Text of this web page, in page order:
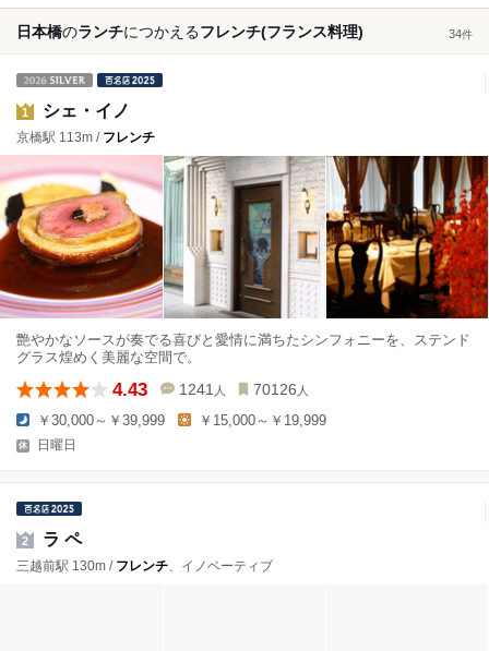
日本橋のランチにつかえるフレンチ(フランス料理) 34件
1 シェ・イノ
京橋駅 113m / フレンチ
艶やかなソースが奏でる喜びと愛情に満ちたシンフォニーを、ステンド
グラス煌めく美麗な空間で。
4.43 1241 人 70126 人
￥30,000～￥39,999 ￥15,000～￥19,999
日曜日
2 ラ ペ
三越前駅 130m / フレンチ、イノベーティブ